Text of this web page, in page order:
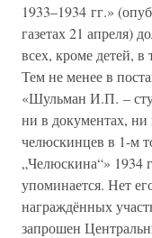
1933–1934 гг.»
газетах 21 апреля)
всех, кроме детей,
Тем не менее в
«Шульман И.П. –
ни в документах, ни
челюскинцев в 1-м
„Челюскина“» 1934
упоминается. Нет
награждённых
запрошен